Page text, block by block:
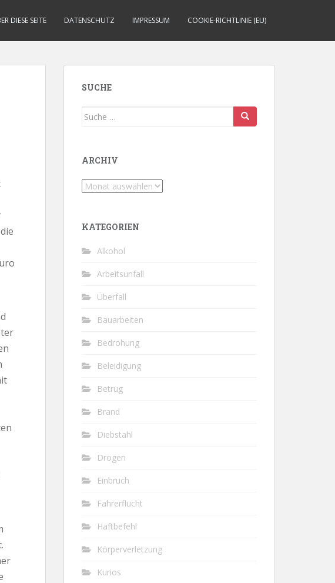
DIESE SEITE DATENSCHUTZ IMPRESSUM COOKIE-RICHTLINIE (EU)
SUCHE
Suche
ARCHIV
Archiv
KATEGORIEN
Alkohol
Arbeitsunfall
Überfall
Bauarbeiten
Bedrohung
Beleidigung
Betrug
Brand
Diebstahl
Drogen
Einbruch
Fahrerflucht
Haftbefehl
Körperverletzung
Kurios